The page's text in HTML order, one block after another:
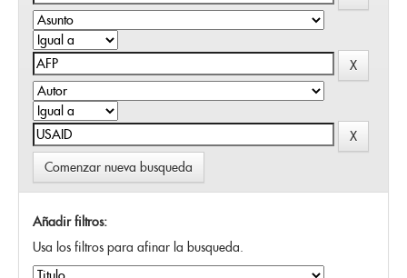
Comenzar nueva busqueda
Añadir filtros:
Usa los filtros para afinar la busqueda.